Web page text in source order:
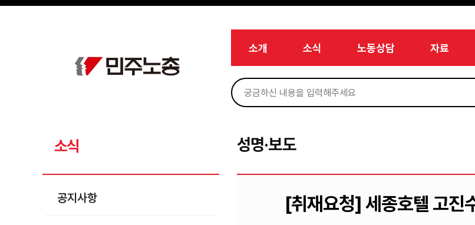
메뉴 건너뛰기
소개 소식 노동상담 자료
소식
공지사항
성명·보도
[취재요청] 세종호텔 고진
Sketchbook5, 스케치북5
Sketchbook5, 스케치북5